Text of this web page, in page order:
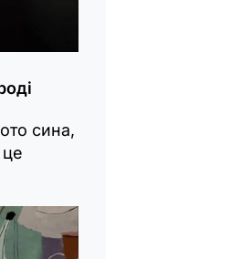
сина,
це